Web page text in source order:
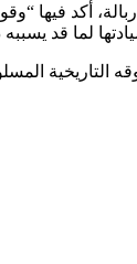
مجلس نواب الشعب